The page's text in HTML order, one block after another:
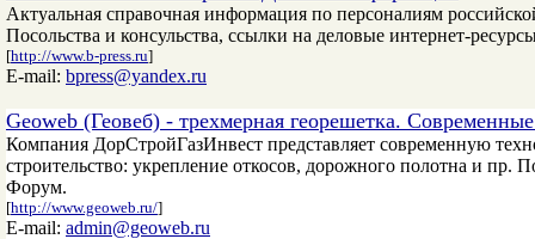
Актуальная справочная информация по персоналиям
Посольства и консульства, ссылки на деловые интернет-
[http://www.b-press.ru]
E-mail: bpress@yandex.ru
Geoweb (Геовеб) - трехмерная георешетка.
Компания ДорСтройГазИнвест представляет современную
строительство: укрепление откосов, дорожного полотна и
Форум.
[http://www.geoweb.ru/]
E-mail: admin@geoweb.ru